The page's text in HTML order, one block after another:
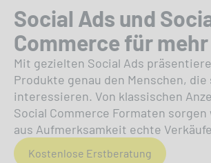
Social Ads und
Commerce für
Mit gezielten Social Ads
Produkte genau den Menschen, die
interessieren. Von klassischen
Social Commerce Formaten sorgen
aus Aufmerksamkeit echte
Kostenlose Erstberatung